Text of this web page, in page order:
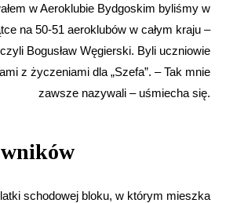
w Aeroklubie Bydgoskim byliśmy w
na 50-51 aeroklubów w całym kraju –
Bogusław Węgierski. Byli uczniowie
z życzeniami dla „Szefa”. – Tak mnie
zawsze nazywali – uśmiecha się.
schodowej bloku, w którym mieszka